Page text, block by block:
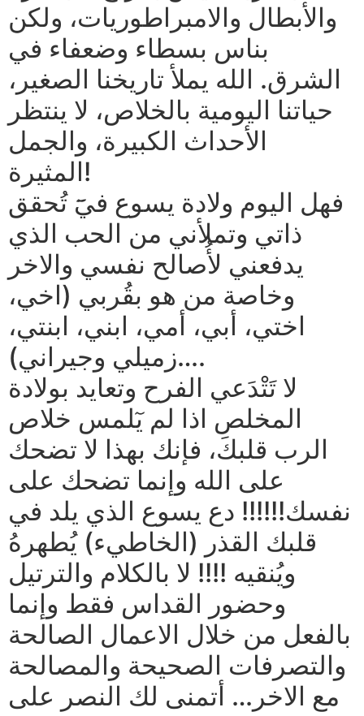
والأبطال والامبراطوريات، ولكن
بناس بسطاء وضعفاء في
الشرق. الله يملأ تاريخنا الصغير،
حياتنا اليومية بالخلاص، لا ينتظر
الأحداث الكبيرة، والجمل
المثيرة!
فهل اليوم ولادة يسوع فيَٓ تُحقق
ذاتي وتملأني من الحب الذي
يدفعني لأُصالح نفسي والاخر
وخاصة من هو بقُربي (اخي،
اختي، أبي، أمي، ابني، ابنتي،
زميلي وجيراني)….
لا تَتْدَعي الفرح وتعايد بولادة
المخلص اذا لم يٓلمس خلاص
الرب قلبكَ، فإنك بهذا لا تضحك
على الله وإنما تضحك على
نفسك!!!!!! دع يسوع الذي يلد في
قلبك القذر (الخاطيء) يُطهرهُ
ويُنقيه !!!! لا بالكلام والترتيل
وحضور القداس فقط وإنما
بالفعل من خلال الاعمال الصالحة
والتصرفات الصحيحة والمصالحة
مع الاخر… أتمنى لك النصر على